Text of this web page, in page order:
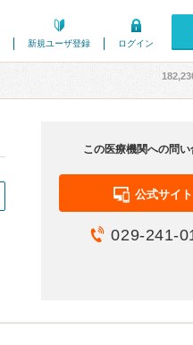
新規ユーザ登録 ログイン
この医療機関への問い
公式サイト
029-241-